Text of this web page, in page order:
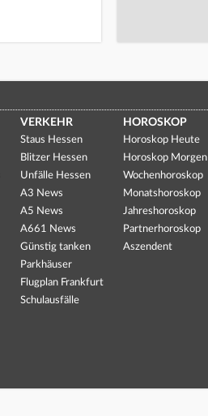
VERKEHR
Staus Hessen
Blitzer Hessen
Unfälle Hessen
A3 News
A5 News
A661 News
Günstig tanken
Parkhäuser
Flugplan Frankfurt
Schulausfälle
HOROSKOP
Horoskop Heute
Horoskop Morgen
Wochenhoroskop
Monatshoroskop
Jahreshoroskop
Partnerhoroskop
Aszendent